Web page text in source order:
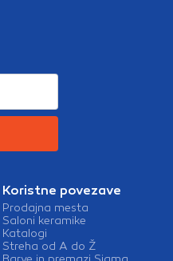
Koristne povezave
Prodajna mesta
Saloni keramike
Katalogi
Streha od A do Ž